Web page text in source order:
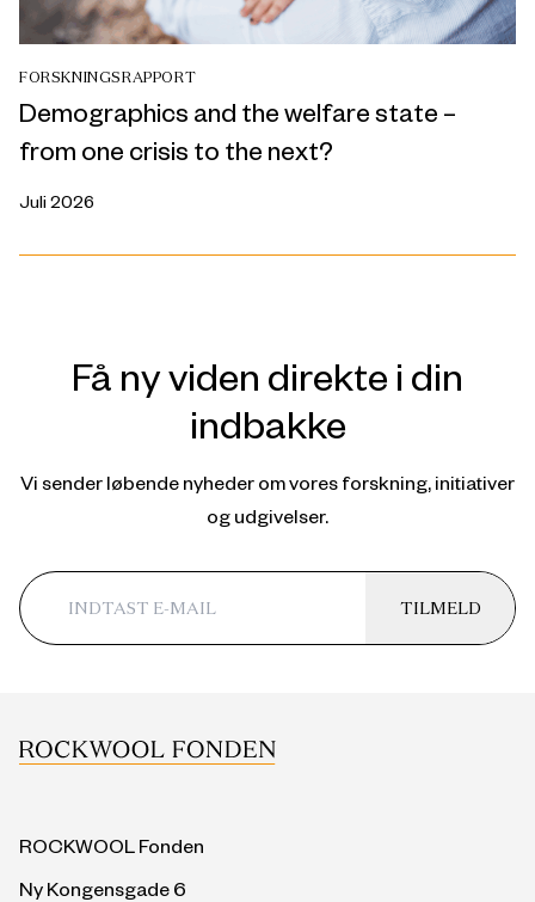
FORSKNINGSRAPPORT
Demographics and the welfare state –
from one crisis to the next?
Juli 2026
Få ny viden direkte i din
indbakke
Vi sender løbende nyheder om vores forskning, initiativer
og udgivelser.
TILMELD
ROCKWOOL Fonden
Ny Kongensgade 6